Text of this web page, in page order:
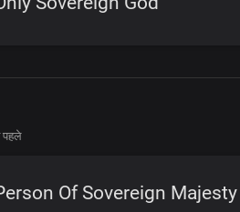
पहले
Of Sovereign Majesty